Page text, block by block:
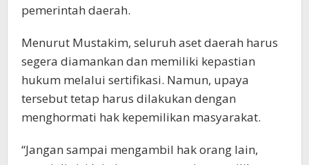
pemerintah daerah.
Menurut Mustakim, seluruh aset daerah harus
segera diamankan dan memiliki kepastian
hukum melalui sertifikasi. Namun, upaya
tersebut tetap harus dilakukan dengan
menghormati hak kepemilikan masyarakat.
“Jangan sampai mengambil hak orang lain,